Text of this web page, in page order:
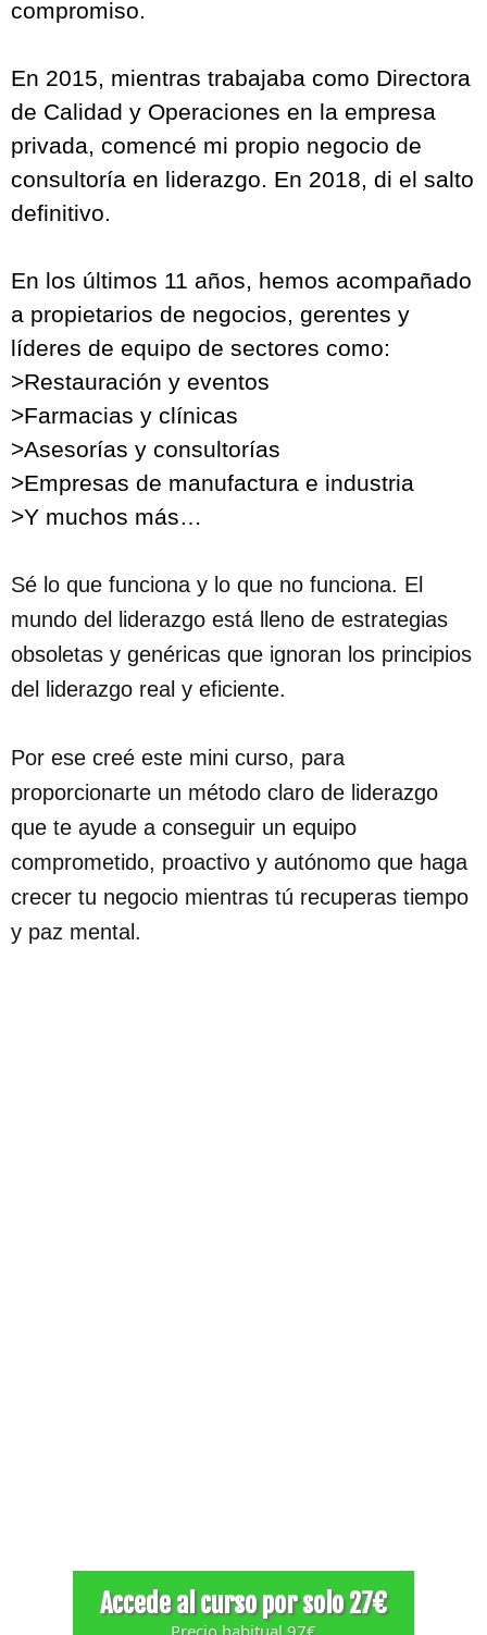
que cada problema acaba en tus manos.
Comencé liderando un equipo de 3
personas a los 29 años. A los 33 años, ya
lideraba a más de 50 personas. A los 37
años, gestionaba un equipo de más de 100
empleados.
Mi especialidad: Crear y escalar equipos
que generan resultados para la empresa de
forma autónoma y con un alto nivel de
compromiso.
En 2015, mientras trabajaba como Directora
de Calidad y Operaciones en la empresa
privada, comencé mi propio negocio de
definitivo.
En los últimos 11 años, hemos acompañado
a propietarios de negocios, gerentes y
>Restauración y eventos
>Farmacias y clínicas
>Asesorías y consultorías
>Empresas de manufactura e industria
>Y muchos más…